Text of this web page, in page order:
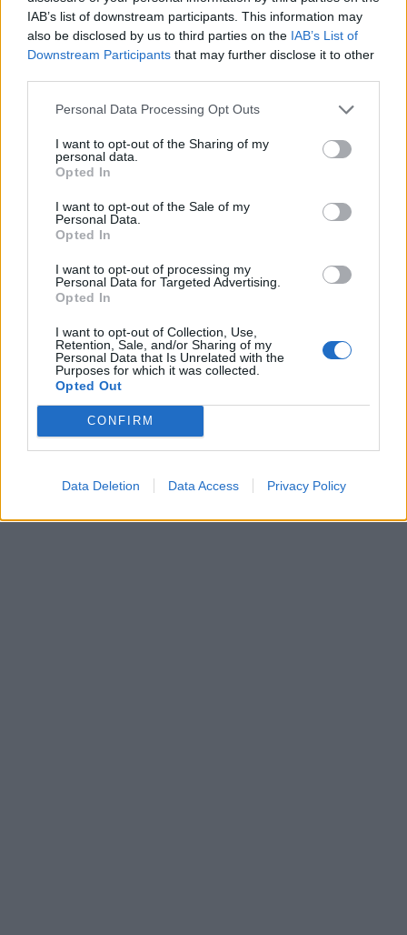
IAB’s list of downstream participants. This information may
also be disclosed by us to third parties on the IAB’s List of
Downstream Participants that may further disclose it to other
Personal Data Processing Opt Outs
I want to opt-out of the Sharing of my
personal data.
Opted In
I want to opt-out of the Sale of my
Personal Data.
Opted In
I want to opt-out of processing my
Personal Data for Targeted Advertising.
Opted In
I want to opt-out of Collection, Use,
Retention, Sale, and/or Sharing of my
Personal Data that Is Unrelated with the
Purposes for which it was collected.
Opted Out
CONFIRM
Data Deletion Data Access Privacy Policy